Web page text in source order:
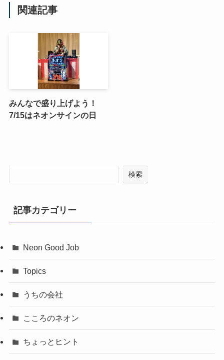
関連記事
みんなで盛り上げよう！
7/15はネオンサインの日
検索
記事カテゴリー
Neon Good Job
Topics
うちの会社
こころのネオン
ちょっとヒント